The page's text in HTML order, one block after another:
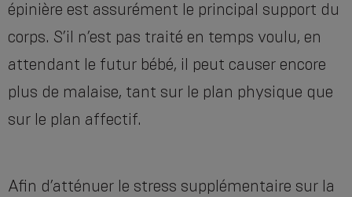
épinière est assurément le principal support du
corps. S’il n’est pas traité en temps voulu, en
attendant le futur bébé, il peut causer encore
plus de malaise, tant sur le plan physique que
sur le plan affectif.
Afin d’atténuer le stress supplémentaire sur la